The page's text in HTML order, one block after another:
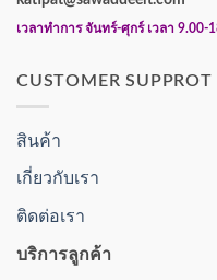
เวลาทำการ จันทร์-ศุกร์ เวลา 9.00-
CUSTOMER SUPPROT
สินค้า
เกี่ยวกับเรา
ติดต่อเรา
บริการลูกค้า